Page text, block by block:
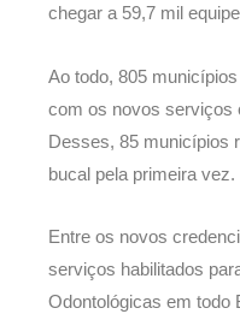
chegar a 59,7 mil
Ao todo, 805
com os novos serviços
Desses, 85 municípios
bucal pela primeira vez.
Entre os novos
serviços habilitados
Odontológicas em todo